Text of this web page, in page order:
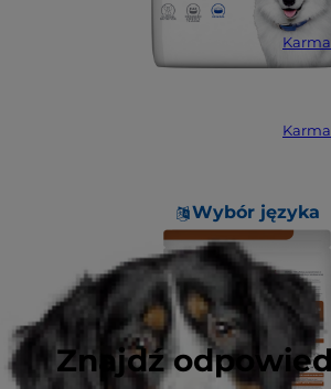
Wybór języka
Znajdź